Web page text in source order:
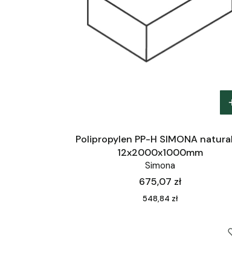
Polipropylen PP-H SIMONA
12x2000x1000mm
Simona
Cena
675,07 zł
Cena
548,84 zł